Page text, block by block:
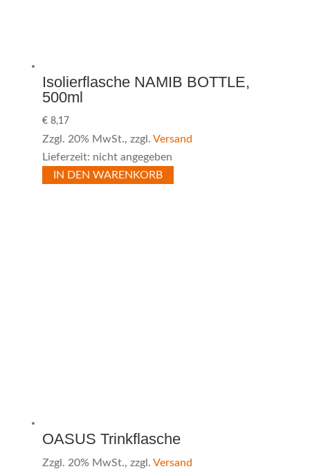
Isolierflasche NAMIB BOTTLE,
500ml
€8,17
Zzgl. 20% MwSt., zzgl. Versand
Lieferzeit: nicht angegeben
IN DEN WARENKORB
OASUS Trinkflasche
Zzgl. 20% MwSt., zzgl. Versand